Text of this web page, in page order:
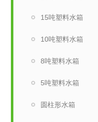
15吨塑料水箱
10吨塑料水箱
8吨塑料水箱
5吨塑料水箱
圆柱形水箱